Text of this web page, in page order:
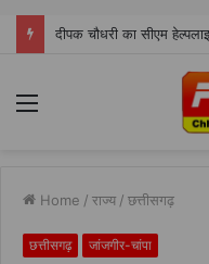
दीपक चौधरी का सीएम
Menu
Home / राज्य / छत्तीसगढ़
छत्तीसगढ़ जांजगीर-चांपा